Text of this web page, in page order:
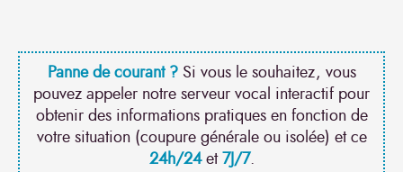
Panne de courant ?Si vous le souhaitez, vous
pouvez appeler notre serveur vocal interactif pour
obtenir des informations pratiques en fonction de
votre situation (coupure générale ou isolée) et ce
24h/24et7J/7.